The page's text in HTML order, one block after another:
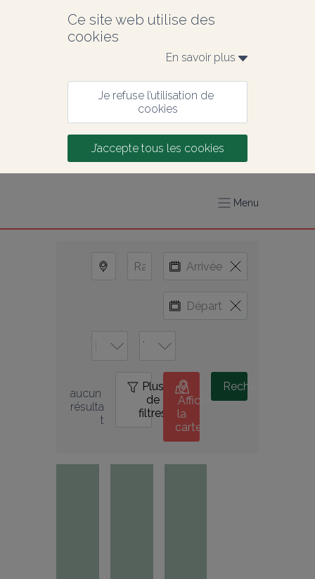
Ce site web utilise des
cookies
En savoir plus
Je refuse l’utilisation de
cookies
J’accepte tous les cookies
Menu
aucun
résulta
t
Plus
de
filtres
Afficher
la
carte
Rechercher